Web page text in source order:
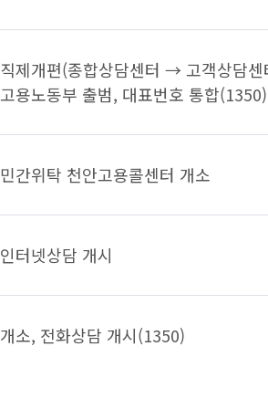
직제개편(종합상담센터 → 고객상담센
고용노동부 출범, 대표번호 통합(1350)
민간위탁 천안고용콜센터 개소
인터넷상담 개시
개소, 전화상담 개시(1350)